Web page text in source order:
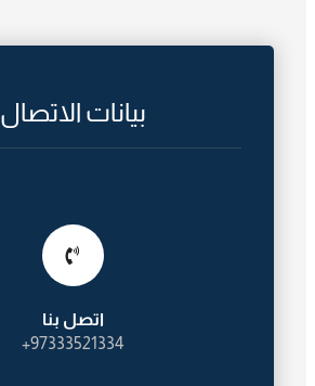
بيانات الاتصال
اتصل بنا
97333521334+